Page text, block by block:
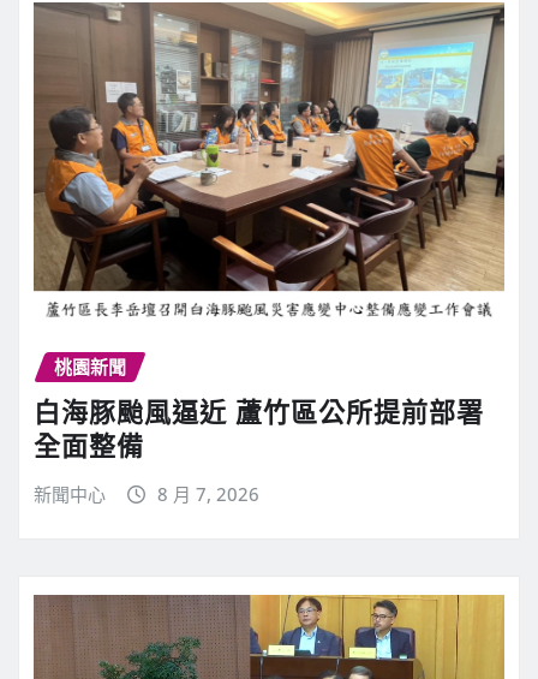
桃園新聞
白海豚颱風逼近 蘆竹區公所提前部署
全面整備
新聞中心 8 月 7, 2026